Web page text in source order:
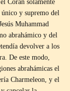
Corán solamente
y supremo del
Muhammad
abrahámico y del
devolver a los
De este modo,
abrahámicas el
Charmeleon, y el